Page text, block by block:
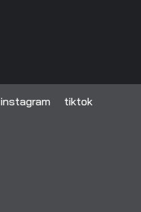
instagram tiktok